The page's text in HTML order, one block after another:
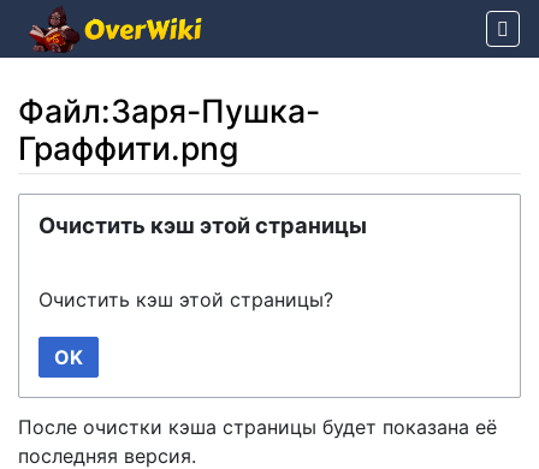
Файл:Заря-Пушка-
Граффити.png
Очистить кэш этой страницы
Очистить кэш этой страницы?
OK
После очистки кэша страницы будет показана её
последняя версия.